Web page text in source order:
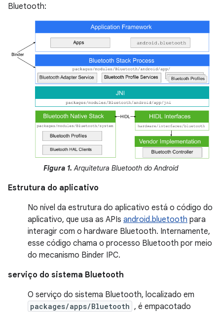
Bluetooth:
Figura 1. Arquitetura Bluetooth do Android
Estrutura do aplicativo
No nível da estrutura do aplicativo está o código do
aplicativo, que usa as APIs android.bluetooth para
interagir com o hardware Bluetooth. Internamente,
esse código chama o processo Bluetooth por meio
do mecanismo Binder IPC.
serviço do sistema Bluetooth
O serviço do sistema Bluetooth, localizado em
packages/apps/Bluetooth , é empacotado